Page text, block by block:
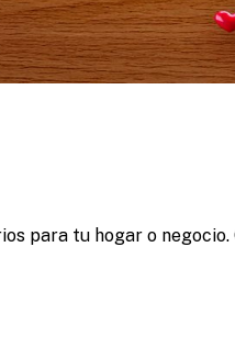
para tu hogar o